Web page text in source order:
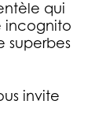
qui
incognito
superbes
invite